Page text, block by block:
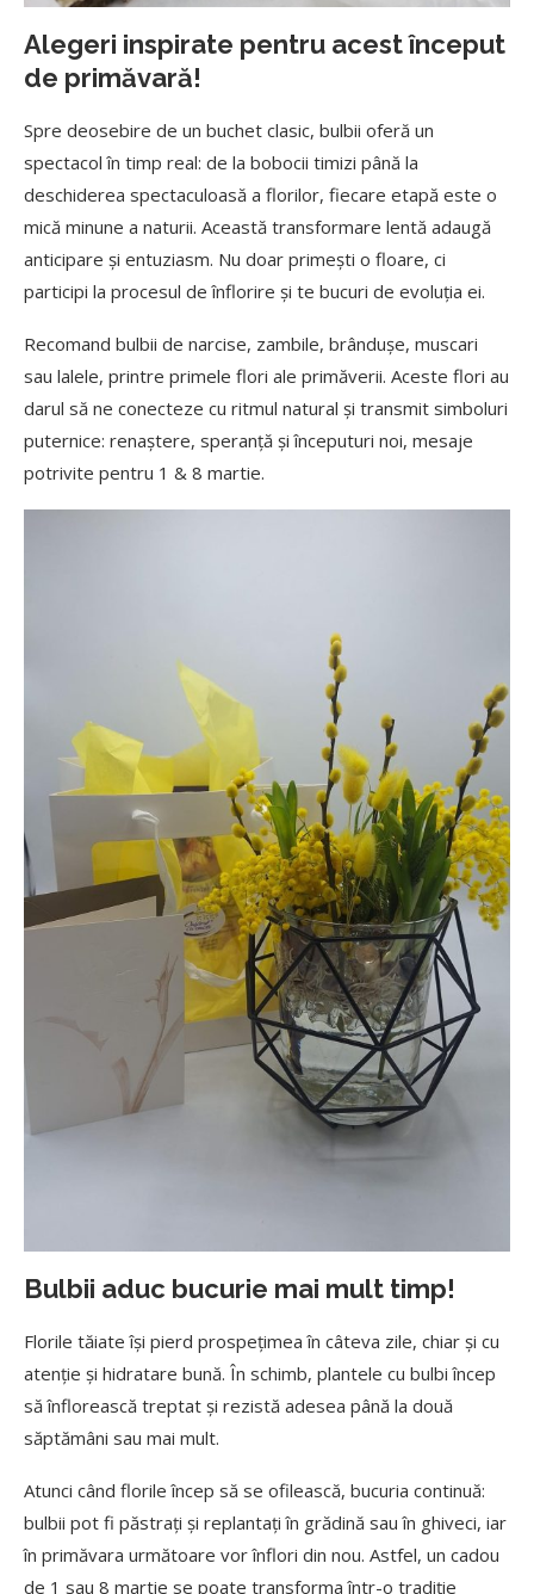
Alegeri inspirate pentru acest început
de primăvară!
Spre deosebire de un buchet clasic, bulbii oferă un
spectacol în timp real: de la bobocii timizi până la
deschiderea spectaculoasă a florilor, fiecare etapă este o
mică minune a naturii. Această transformare lentă adaugă
anticipare și entuziasm. Nu doar primești o floare, ci
participi la procesul de înflorire și te bucuri de evoluția ei.
Recomand bulbii de narcise, zambile, brândușe, muscari
sau lalele, printre primele flori ale primăverii. Aceste flori au
darul să ne conecteze cu ritmul natural și transmit simboluri
puternice: renaștere, speranță și începuturi noi, mesaje
potrivite pentru 1 & 8 martie.
Bulbii aduc bucurie mai mult timp!
Florile tăiate își pierd prospețimea în câteva zile, chiar și cu
atenție și hidratare bună. În schimb, plantele cu bulbi încep
să înflorească treptat și rezistă adesea până la două
săptămâni sau mai mult.
Atunci când florile încep să se ofilească, bucuria continuă:
bulbii pot fi păstrați și replantați în grădină sau în ghiveci, iar
în primăvara următoare vor înflori din nou. Astfel, un cadou
de 1 sau 8 martie se poate transforma într-o tradiție